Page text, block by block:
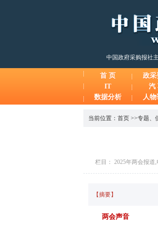
中国政府采购报社
首 页 政采
IT
汽
数据分析
人
当前位置： 首页 >>专题、
栏目： 2025年两会报道
【摘要】
两会声音